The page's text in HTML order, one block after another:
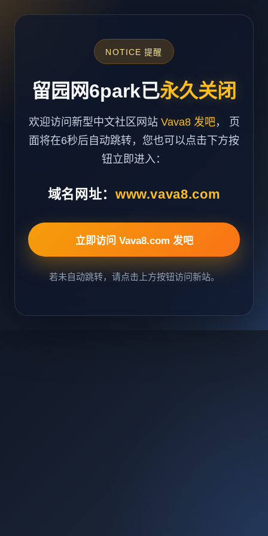
NOTICE 提醒
留园网6park已永久关闭
欢迎访问新型中文社区网站 Vava8 发吧， 页
面将在6秒后自动跳转，您也可以点击下方按
钮立即进入：
域名网址： www.vava8.com
立即访问 Vava8.com 发吧
若未自动跳转，请点击上方按钮访问新站。